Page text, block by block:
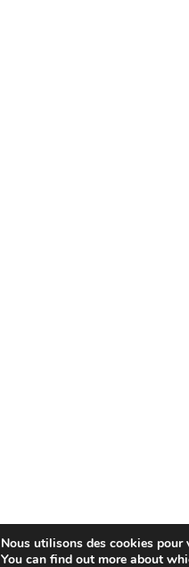
Nous utilisons des cookies
You can find out more about